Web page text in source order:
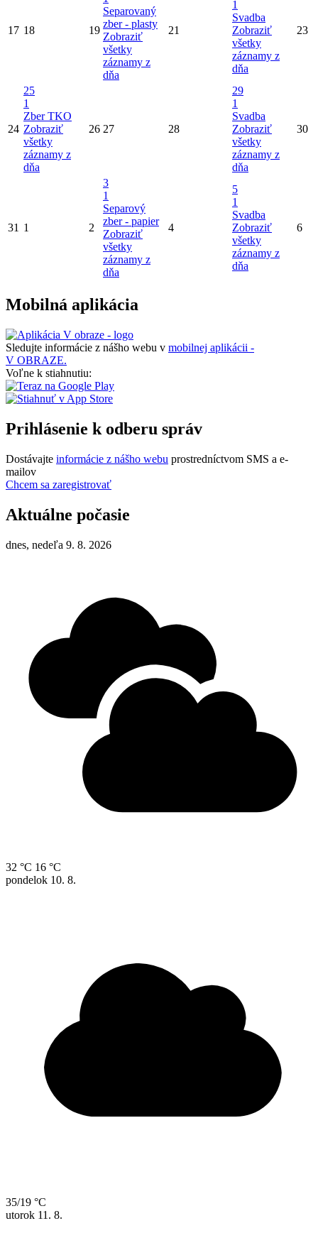
17 18 19
Separovaný
zber - plasty
Zobraziť
všetky
záznamy z
dňa
21
1
Svadba
Zobraziť
všetky
záznamy z
dňa
23
24
25
1
Zber TKO
Zobraziť
všetky
záznamy z
dňa
26 27 28
29
1
Svadba
Zobraziť
všetky
záznamy z
dňa
30
31 1 2
3
1
Separový
zber - papier
Zobraziť
všetky
záznamy z
dňa
4
5
1
Svadba
Zobraziť
všetky
záznamy z
dňa
6
Mobilná aplikácia
Sledujte informácie z nášho webu v mobilnej aplikácii -
V OBRAZE.
Voľne k stiahnutiu:
Prihlásenie k odberu správ
Dostávajte informácie z nášho webu prostredníctvom SMS a e-
mailov
Chcem sa zaregistrovať
Aktuálne počasie
dnes, nedeľa 9. 8. 2026
32 °C 16 °C
pondelok 10. 8.
35/19 °C
utorok 11. 8.